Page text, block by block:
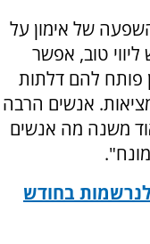
של אימון על
טוב, אפשר
פותח להם דלתות
אנשים הרבה
משנה מה אנשים
הנחה לנרשמות בחודש